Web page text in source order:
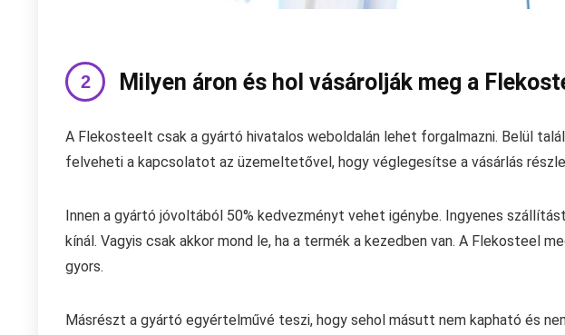
Milyen áron és hol vásárolják meg a
A Flekosteelt csak a gyártó hivatalos weboldalán lehet forgalmazni. Belül
felveheti a kapcsolatot az üzemeltetővel, hogy véglegesítse a vásárlás
Innen a gyártó jóvoltából 50% kedvezményt vehet igénybe. Ingyenes
kínál. Vagyis csak akkor mond le, ha a termék a kezedben van. A Flekosteel
gyors.
Másrészt a gyártó egyértelművé teszi, hogy sehol másutt nem kapható és